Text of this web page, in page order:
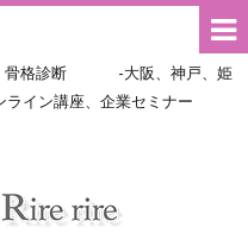
・骨格診断 -大阪、神戸、姫
講座、企業セミナー